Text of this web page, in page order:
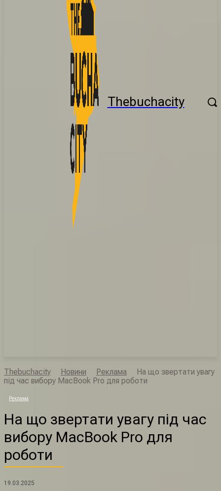
Thebuchacity
Thebuchacity Новини Реклама
На що звертати увагу
під час вибору MacBook Pro для роботи
Реклама
На що звертати увагу під час
вибору MacBook Pro для
роботи
19.03.2025